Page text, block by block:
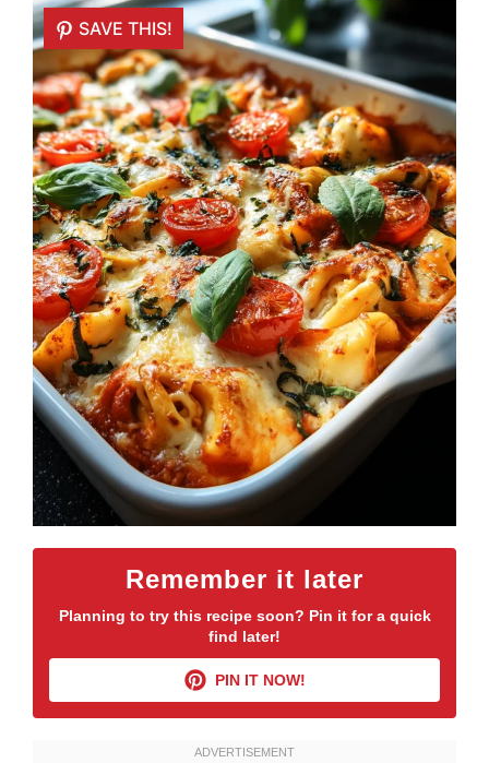
Remember it later
Planning to try this recipe soon? Pin it for a quick
find later!
PIN IT NOW!
SAVE THIS!
SAVE THIS!